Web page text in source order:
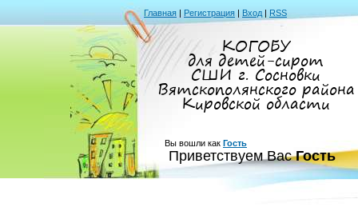
Главная | Регистрация | Вход | RSS
КОГОБУ
для детей-сирот
СШИ г. Сосновки
Вятскополянского района
Кировской области
Вы вошли как Гость
Приветствуем Вас Гость